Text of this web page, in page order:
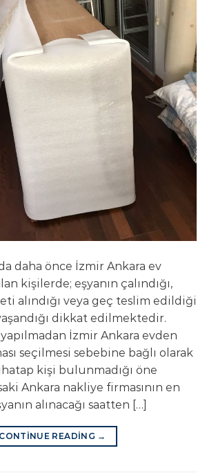
daha önce İzmir Ankara ev
kişilerde; eşyanın çalındığı,
alındığı veya geç teslim edildiği
dikkat edilmektedir.
yapılmadan İzmir Ankara evden
seçilmesi sebebine bağlı olarak
kişi bulunmadığı öne
Ankara nakliye firmasının en
alınacağı saatten […]
CONTINUE READING →